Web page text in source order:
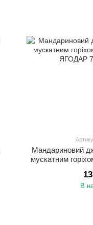
Мандариновий
мускатним
В